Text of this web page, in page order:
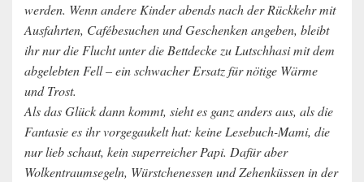
werden. Wenn andere Kinder abends nach der Rückkehr mit
Ausfahrten, Cafébesuchen und Geschenken angeben, bleibt
ihr nur die Flucht unter die Bettdecke zu Lutschhasi mit dem
abgelebten Fell – ein schwacher Ersatz für nötige Wärme
und Trost.
Als das Glück dann kommt, sieht es ganz anders aus, als die
Fantasie es ihr vorgegaukelt hat: keine Lesebuch-Mami, die
nur lieb schaut, kein superreicher Papi. Dafür aber
Wolkentraumsegeln, Würstchenessen und Zehenküssen in der